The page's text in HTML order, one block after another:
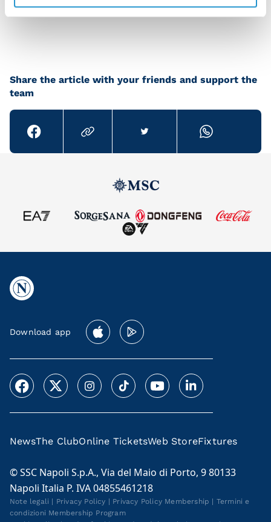
Share the article with your friends and support the
team
Download app
NewsThe ClubOnline TicketsWeb StoreFixtures
© SSC Napoli S.p.A., Via del Maio di Porto, 9 80133
Napoli Italia P. IVA 04855461218
Note legali Privacy Policy Privacy Policy Membership
Termini e
condizioni Membership Program